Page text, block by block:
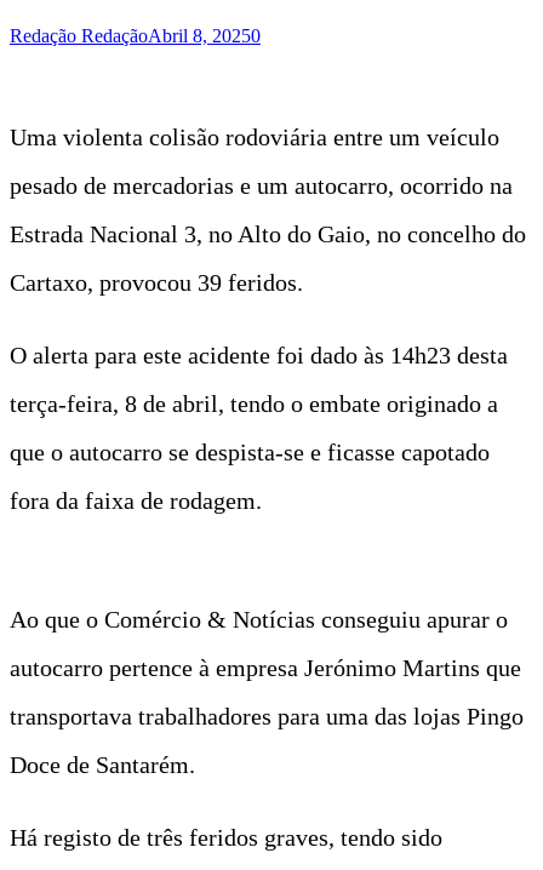
Redação RedaçãoAbril 8, 20250
Uma violenta colisão rodoviária entre um veículo
pesado de mercadorias e um autocarro, ocorrido na
Estrada Nacional 3, no Alto do Gaio, no concelho do
Cartaxo, provocou 39 feridos.
O alerta para este acidente foi dado às 14h23 desta
terça-feira, 8 de abril, tendo o embate originado a
que o autocarro se despista-se e ficasse capotado
fora da faixa de rodagem.
Ao que o Comércio & Notícias conseguiu apurar o
autocarro pertence à empresa Jerónimo Martins que
transportava trabalhadores para uma das lojas Pingo
Doce de Santarém.
Há registo de três feridos graves, tendo sido